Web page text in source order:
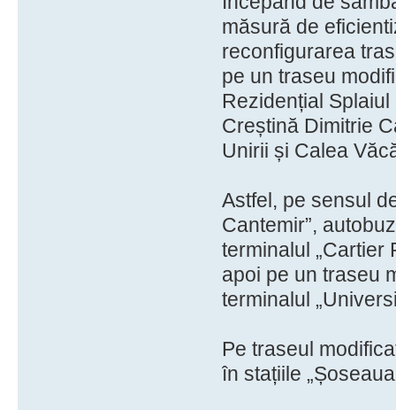
măsură de
reconfigurarea
pe un traseu
Rezidențial
Creștină Dimitrie
Unirii și Calea
Astfel, pe sensul
Cantemir”,
terminalul „Cartier
apoi pe un traseu
terminalul
Pe traseul
în stațiile